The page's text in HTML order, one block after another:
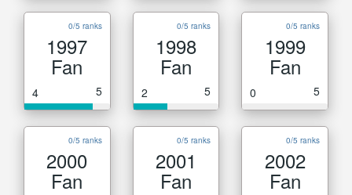
0/5 ranks
1997
Fan
4 5
0/5 ranks
1998
Fan
2 5
0/5 ranks
1999
Fan
0 5
0/5 ranks
2000
Fan
0/5 ranks
2001
Fan
0/5 ranks
2002
Fan